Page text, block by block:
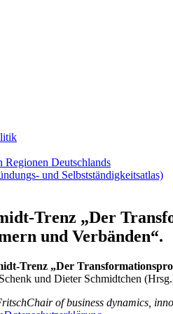
Regionen Deutschlands
und Selbstständigkeitsatlas)
Trenz „Der
und Verbänden“.
Trenz „Der
und Dieter Schmidtchen
Chair of business dynamics,